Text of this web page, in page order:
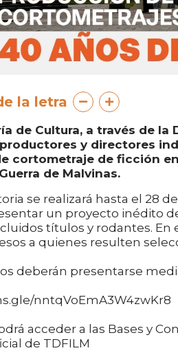
la letra
de Cultura, a través de
y directores
cortometraje de ficción
de Malvinas.
se realizará hasta el 28
un proyecto inédito
títulos y rodantes.
a quienes resulten
deberán presentarse
nntqVoEmA3W4zwKr8
acceder a las Bases y
de TDFILM